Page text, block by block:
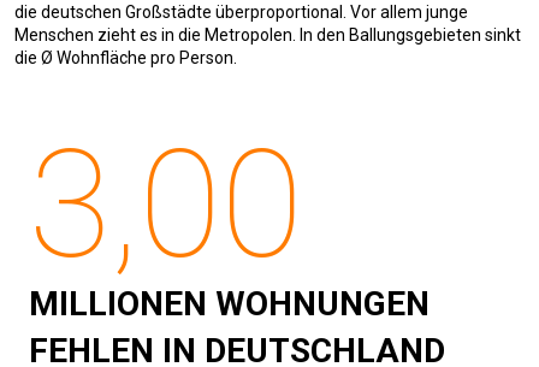
die deutschen Großstädte überproportional. Vor allem junge
Menschen zieht es in die Metropolen. In den Ballungsgebieten sinkt
die Ø Wohnfläche pro Person.
3,00
MILLIONEN WOHNUNGEN
FEHLEN IN DEUTSCHLAND